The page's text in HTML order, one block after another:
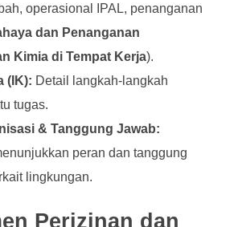
operasional IPAL, penanganan
dan Penanganan
Kimia di Tempat Kerja).
(IK): Detail langkah-langkah
tugas.
& Tanggung Jawab:
peran dan tanggung
lingkungan.
Perizinan dan